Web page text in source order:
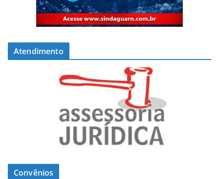
Atendimento
Convênios